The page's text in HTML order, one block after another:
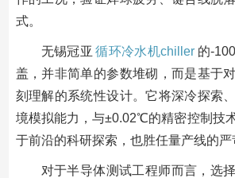
式。
无锡冠亚 循环冷水机chiller 的-
盖，并非简单的参数堆砌，而是基于
刻理解的系统性设计。它将深冷探索
境模拟能力，与±0.02℃的精密控制技
于前沿的科研探索，也胜任量产线的严
对于半导体测试工程师而言，选